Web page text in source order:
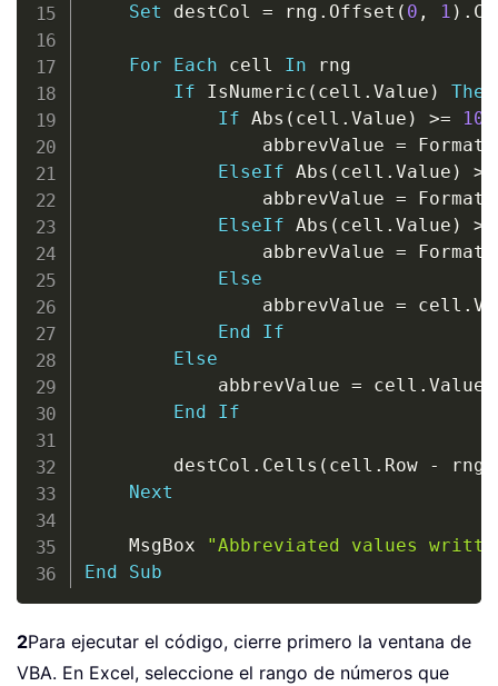
Set destCol = rng . Offset ( 0 , 1 ) .
For Each cell In rng
If IsNumeric ( cell . Value )
Then
If Abs ( cell . Value ) >=
                abbrevValue
= Format
ElseIf Abs ( cell . Value ) >
                abbrevValue
= Format
ElseIf Abs ( cell . Value ) >
                abbrevValue
= Format
Else
                abbrevValue
= cell .
End
If
Else
            abbrevValue
= cell . Value
End
If
        destCol
. Cells ( cell . Row - rng
Next
    MsgBox
"Abbreviated values
End
Sub
2Para ejecutar el código, cierre primero la ventana de
VBA. En Excel, seleccione el rango de números que